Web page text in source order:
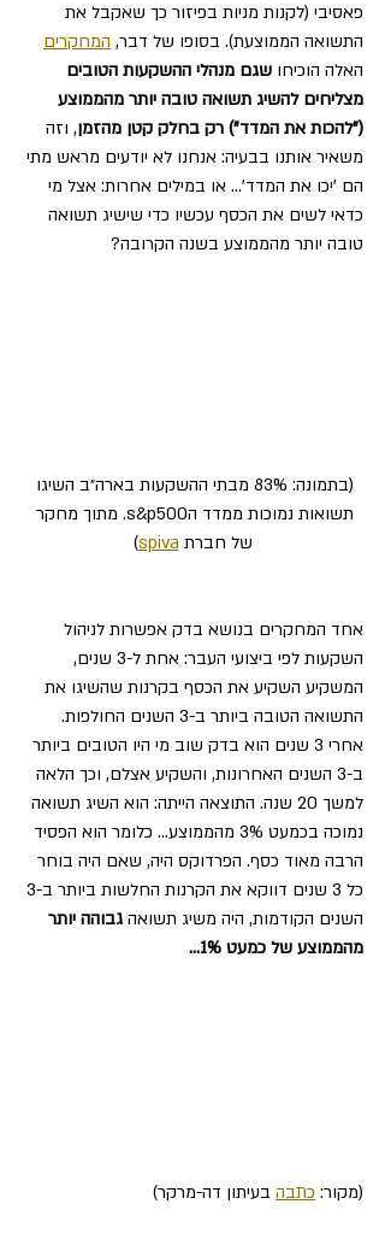
פאסיבי (לקנות מניות בפיזור כך שאקבל את
התשואה הממוצעת). בסופו של דבר, המחקרים
האלה הוכיחו שגם מנהלי ההשקעות הטובים
מצליחים להשיג תשואה טובה יותר מהממוצע
("להכות את המדד") רק בחלק קטן מהזמן, וזה
משאיר אותנו בבעיה: אנחנו לא יודעים מראש מתי
הם 'יכו את המדד'… או במילים אחרות: אצל מי
כדאי לשים את הכסף עכשיו כדי שישיג תשואה
טובה יותר מהממוצע בשנה הקרובה?
(בתמונה: 83% מבתי ההשקעות בארה״ב השיגו
תשואות נמוכות ממדד הs&p500. מתוך מחקר
של חברת spiva
)
אחד המחקרים בנושא בדק אפשרות לניהול
השקעות לפי ביצועי העבר: אחת ל-3 שנים,
המשקיע השקיע את הכסף בקרנות שהשיגו את
התשואה הטובה ביותר ב-3 השנים החולפות.
אחרי 3 שנים הוא בדק שוב מי היו הטובים ביותר
ב-3 השנים האחרונות, והשקיע אצלם, וכך הלאה
למשך 20 שנה. התוצאה הייתה: הוא השיג תשואה
נמוכה בכמעט 3% מהממוצע… כלומר הוא הפסיד
הרבה מאוד כסף. הפרדוקס היה, שאם היה בוחר
השנים הקודמות, היה משיג תשואה גבוהה יותר
מהממוצע של כמעט 1%…
(מקור: כתבה בעיתון דה-מרקר)